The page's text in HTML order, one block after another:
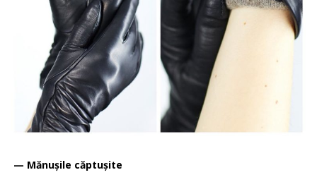
— Mănușile căptușite